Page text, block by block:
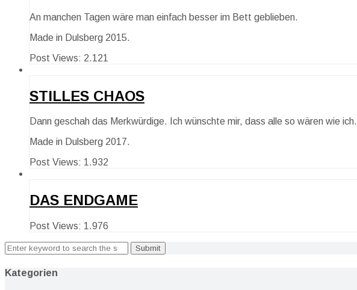
An manchen Tagen wäre man einfach besser im Bett geblieben.
Made in Dulsberg 2015.
Post Views: 2.121
STILLES CHAOS
Dann geschah das Merkwürdige. Ich wünschte mir, dass alle so wären wie ich.
Made in Dulsberg 2017.
Post Views: 1.932
DAS ENDGAME
Post Views: 1.976
Search
for:
Kategorien